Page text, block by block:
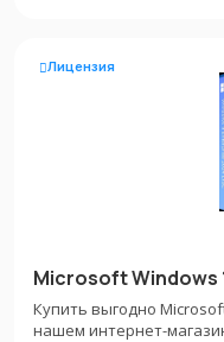
Лицензия
Microsoft Windows
Купить выгодно
нашем интернет-